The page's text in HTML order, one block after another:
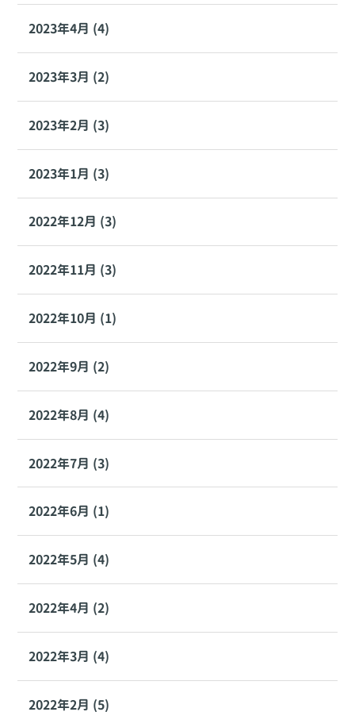
2023年4月 (4)
2023年3月 (2)
2023年2月 (3)
2023年1月 (3)
2022年12月 (3)
2022年11月 (3)
2022年10月 (1)
2022年9月 (2)
2022年8月 (4)
2022年7月 (3)
2022年6月 (1)
2022年5月 (4)
2022年4月 (2)
2022年3月 (4)
2022年2月 (5)